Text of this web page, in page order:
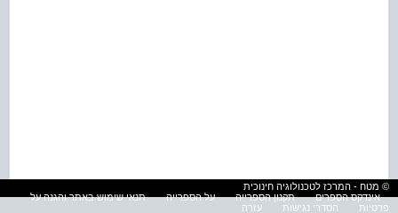
© מטח - המרכז לטכנולוגיה חינוכית
אינדקס הספרים
תקנון הספרייה על הספרייה
תנאי שימוש באתר והגנה על
פרטיות
הסדרי נגישות עזרה